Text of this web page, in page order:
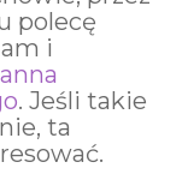
polecę
i
. Jeśli takie
ta